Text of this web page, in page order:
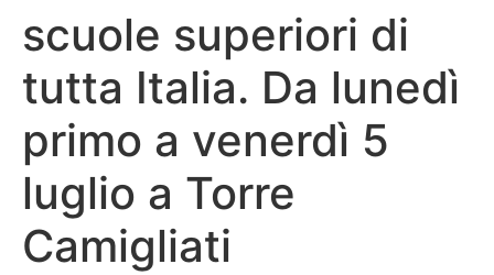
scuole superiori di
tutta Italia. Da lunedì
primo a venerdì 5
luglio a Torre
Camigliati